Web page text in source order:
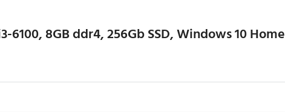
8GB ddr4, 256Gb SSD, Windows 10 Home